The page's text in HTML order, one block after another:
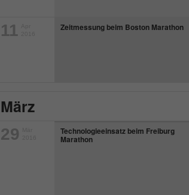
11 Zeitmessung beim Boston Marathon
März
29 Technologieeinsatz beim Freiburg
Marathon